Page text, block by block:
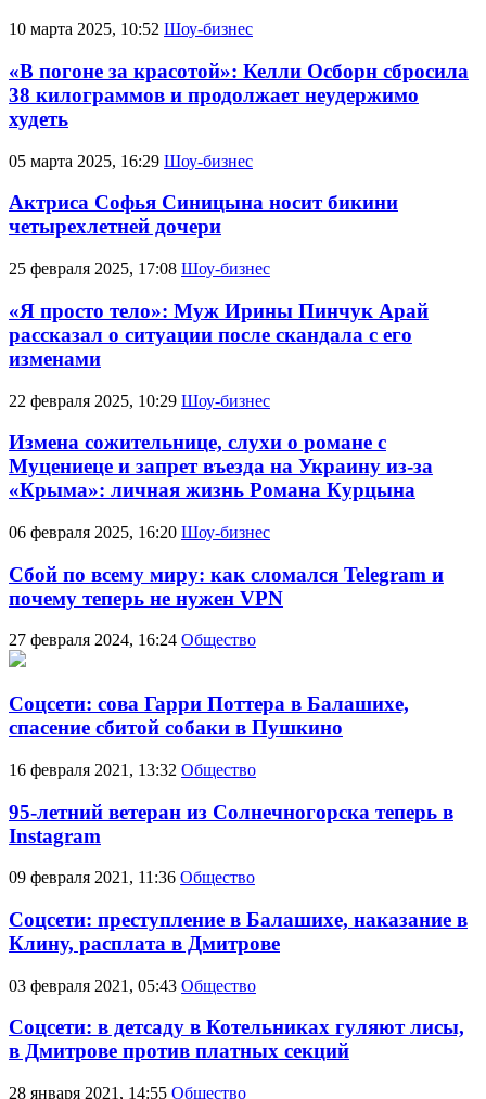
10 марта 2025, 10:52 Шоу-бизнес
«В погоне за красотой»: Келли Осборн сбросила
38 килограммов и продолжает неудержимо
худеть
05 марта 2025, 16:29 Шоу-бизнес
Актриса Софья Синицына носит бикини
четырехлетней дочери
25 февраля 2025, 17:08 Шоу-бизнес
«Я просто тело»: Муж Ирины Пинчук Арай
рассказал о ситуации после скандала с его
изменами
22 февраля 2025, 10:29 Шоу-бизнес
Измена сожительнице, слухи о романе с
Муцениеце и запрет въезда на Украину из-за
«Крыма»: личная жизнь Романа Курцына
06 февраля 2025, 16:20 Шоу-бизнес
Сбой по всему миру: как сломался Telegram и
почему теперь не нужен VPN
27 февраля 2024, 16:24 Общество
Соцсети: сова Гарри Поттера в Балашихе,
спасение сбитой собаки в Пушкино
16 февраля 2021, 13:32 Общество
95‑летний ветеран из Солнечногорска теперь в
Instagram
09 февраля 2021, 11:36 Общество
Соцсети: преступление в Балашихе, наказание в
Клину, расплата в Дмитрове
03 февраля 2021, 05:43 Общество
Соцсети: в детсаду в Котельниках гуляют лисы,
в Дмитрове против платных секций
28 января 2021, 14:55 Общество